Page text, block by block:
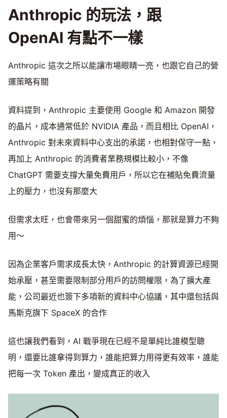
Anthropic 的玩法，跟
OpenAI 有點不一樣
Anthropic 這次之所以能讓市場眼睛一亮，也跟它自己的營
運策略有關
資料提到，Anthropic 主要使用 Google 和 Amazon 開發
的晶片，成本通常低於 NVIDIA 產品，而且相比 OpenAI，
Anthropic 對未來資料中心支出的承諾，也相對保守一點，
再加上 Anthropic 的消費者業務規模比較小，不像
ChatGPT 需要支撐大量免費用戶，所以它在補貼免費流量
上的壓力，也沒有那麼大
但需求太旺，也會帶來另一個甜蜜的煩惱，那就是算力不夠
用～
因為企業客戶需求成長太快，Anthropic 的計算資源已經開
始承壓，甚至需要限制部分用戶的訪問權限，為了擴大產
能，公司最近也簽下多項新的資料中心協議，其中還包括與
馬斯克旗下 SpaceX 的合作
這也讓我們看到，AI 戰爭現在已經不是單純比誰模型聰
明，還要比誰拿得到算力，誰能把算力用得更有效率，誰能
把每一次 Token 產出，變成真正的收入